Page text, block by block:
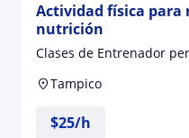
Actividad física para
nutrición
Clases de Entrenador
Tampico
$25/h